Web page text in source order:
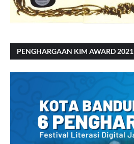
PENGHARGAAN KIM AWARD 2021